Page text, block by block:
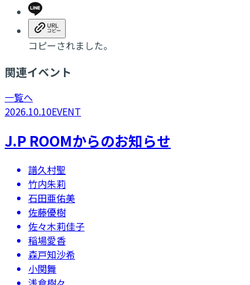
コピーされました。
関連イベント
一覧へ
2026.10.10EVENT
J.P ROOMからのお知らせ
譜久村聖
竹内朱莉
石田亜佑美
佐藤優樹
佐々木莉佳子
稲場愛香
森戸知沙希
小関舞